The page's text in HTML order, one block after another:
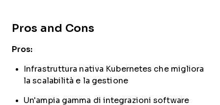
Pros and Cons
Pros:
Infrastruttura nativa Kubernetes che migliora
la scalabilità e la gestione
Un'ampia gamma di integrazioni software